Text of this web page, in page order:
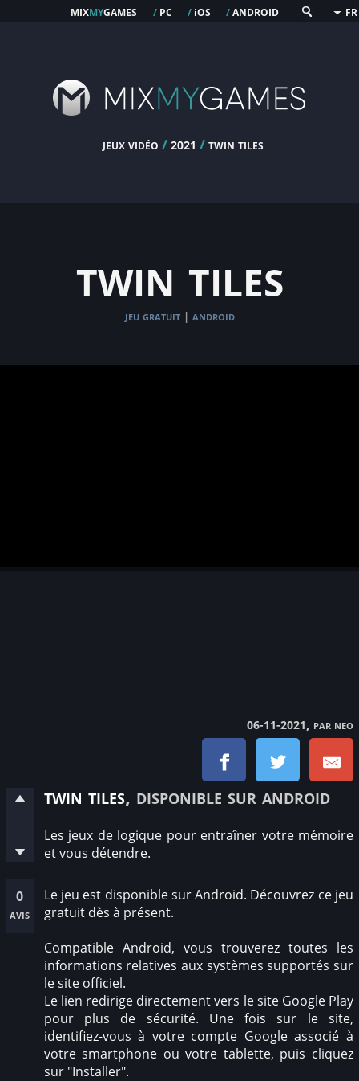
mixmygames / pc / ios /android FR
jeux vidéo / 2021 /twin tiles
twin tiles
jeu gratuit | android
06-11-2021, par neo
0
avis
twin tiles, disponible sur android
Les jeux de logique pour entraîner votre mémoire
et vous détendre.
Le jeu est disponible sur Android. Découvrez ce jeu
gratuit dès à présent.
Compatible Android, vous trouverez toutes les
informations relatives aux systèmes supportés sur
le site officiel.
Le lien redirige directement vers le site Google Play
pour plus de sécurité. Une fois sur le site,
identifiez-vous à votre compte Google associé à
votre smartphone ou votre tablette, puis cliquez
sur "Installer".